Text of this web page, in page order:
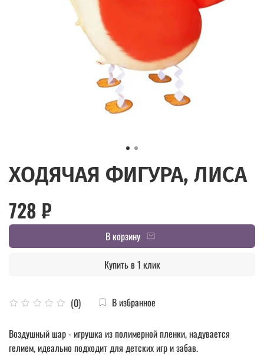
ХОДЯЧАЯ ФИГУРА, ЛИСА
(0) В избранное
728 ₽
В корзину
Купить в 1 клик
Воздушный шар - игрушка из полимерной пленки, надувается
гелием, идеально подходит для детских игр и забав.